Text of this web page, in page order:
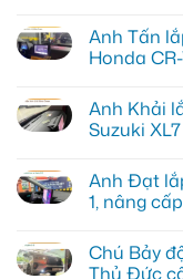
bình
luận
ở
nâng
cấp
Màn
Green
cho
Honda
Thủ
Đức
Anh Tấn
Honda
bình
luận
ở
lắp
màn
hình
cho
Honda
Anh Khải
Suzuki
bình
luận
ở
lắp
Màn
Anh Đạt
1, nâng
bình
luận
Chú Bảy
Thủ Đức